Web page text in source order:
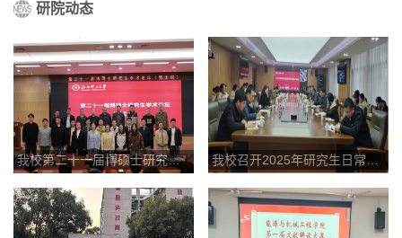
研院动态
我校第二十一届博硕士研究生学术论坛圆满结束！ 我校召开2025年研究生日常管理专题工作会与研究生导师及相关管理人员培训会